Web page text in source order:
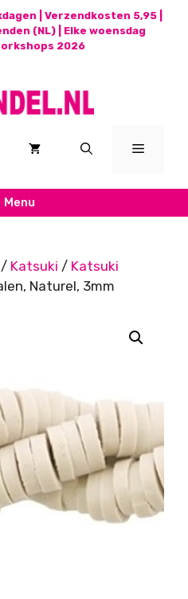
| Verzendkosten 5,95 |
(NL) | Elke woensdag
2026
Menu
Menu
/ Katsuki / Katsuki
Naturel, 3mm